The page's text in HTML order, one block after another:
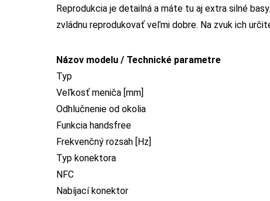
Reprodukcia je detailná a máte tu aj extra silné
zvládnu reprodukovať veľmi dobre. Na zvuk ich
Názov modelu / Technické parametre
Typ
Veľkosť meniča [mm]
Odhlučnenie od okolia
Funkcia handsfree
Frekvenčný rozsah [Hz]
Typ konektora
NFC
Nabíjací konektor